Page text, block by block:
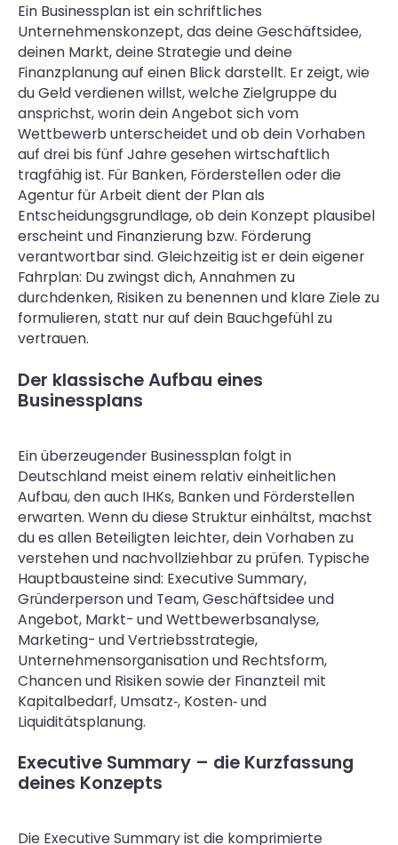
Ein Businessplan ist ein schriftliches
Unternehmenskonzept, das deine Geschäftsidee,
deinen Markt, deine Strategie und deine
Finanzplanung auf einen Blick darstellt. Er zeigt, wie
du Geld verdienen willst, welche Zielgruppe du
ansprichst, worin dein Angebot sich vom
Wettbewerb unterscheidet und ob dein Vorhaben
auf drei bis fünf Jahre gesehen wirtschaftlich
tragfähig ist. Für Banken, Förderstellen oder die
Agentur für Arbeit dient der Plan als
Entscheidungsgrundlage, ob dein Konzept plausibel
erscheint und Finanzierung bzw. Förderung
verantwortbar sind. Gleichzeitig ist er dein eigener
Fahrplan: Du zwingst dich, Annahmen zu
durchdenken, Risiken zu benennen und klare Ziele zu
formulieren, statt nur auf dein Bauchgefühl zu
vertrauen.
Der klassische Aufbau eines
Businessplans
Ein überzeugender Businessplan folgt in
Deutschland meist einem relativ einheitlichen
Aufbau, den auch IHKs, Banken und Förderstellen
erwarten. Wenn du diese Struktur einhältst, machst
du es allen Beteiligten leichter, dein Vorhaben zu
verstehen und nachvollziehbar zu prüfen. Typische
Hauptbausteine sind: Executive Summary,
Gründerperson und Team, Geschäftsidee und
Angebot, Markt- und Wettbewerbsanalyse,
Marketing- und Vertriebsstrategie,
Unternehmensorganisation und Rechtsform,
Chancen und Risiken sowie der Finanzteil mit
Kapitalbedarf, Umsatz‑, Kosten‑ und
Liquiditätsplanung.
Executive Summary – die Kurzfassung
deines Konzepts
Die Executive Summary ist die komprimierte